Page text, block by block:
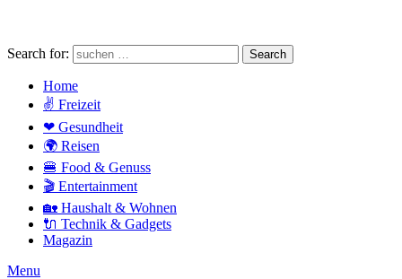
Search for: Search
Home
✌ Freizeit
❤ Gesundheit
🌍 Reisen
🍔 Food & Genuss
🎬 Entertainment
🏡 Haushalt & Wohnen
🔌 Technik & Gadgets
Magazin
Menu